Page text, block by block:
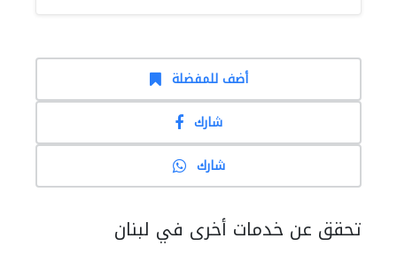
أضف للمفضلة
شارك
شارك
تحقق عن خدمات أخرى في لبنان